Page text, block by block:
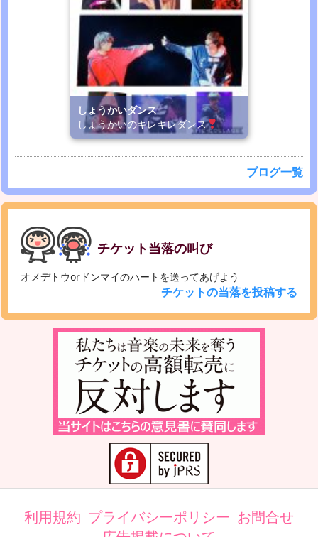
しょうかいダンス
しょうかいのキレキレダンス
ブログ一覧
チケット当落の叫び
オメデトウorドンマイのハートを送ってあげよう
チケットの当落を投稿する
利用規約 プライバシーポリシー お問合せ